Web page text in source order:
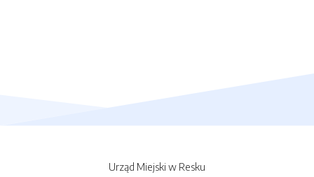
Urząd Miejski w Resku